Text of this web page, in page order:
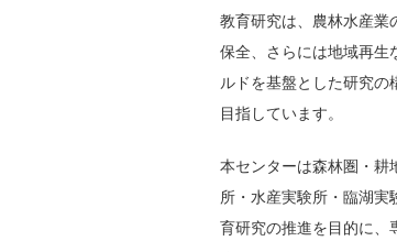
教育研究は、農林水産業
保全、さらには地域再生
ルドを基盤とした研究
目指しています。
本センターは森林圏・耕
所・水産実験所・臨湖実
育研究の推進を目的に、